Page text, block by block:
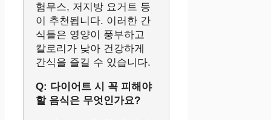
험무스, 저지방 요거트 등
이 추천됩니다. 이러한 간
식들은 영양이 풍부하고
칼로리가 낮아 건강하게
간식을 즐길 수 있습니다.
Q: 다이어트 시 꼭 피해야
할 음식은 무엇인가요?